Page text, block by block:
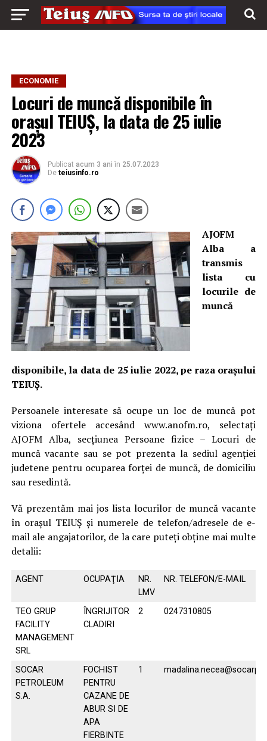
ECONOMIE
Locuri de muncă disponibile în
orașul TEIUȘ, la data de 25 iulie
2023
Publicat acum 3 ani în 25.07.2023
De teiusinfo.ro
AJOFM
Alba a
transmis
lista cu
locurile de
muncă
disponibile, la data de 25 iulie 2022, pe raza orașului
TEIUȘ.
Persoanele interesate să ocupe un loc de muncă pot
viziona ofertele accesând www.anofm.ro, selectați
AJOFM Alba, secțiunea Persoane fizice – Locuri de
muncă vacante sau se pot prezenta la sediul agenției
judetene pentru ocuparea forței de muncă, de domiciliu
sau resedintă.
Vă prezentăm mai jos lista locurilor de muncă vacante
în orașul TEIUȘ și numerele de telefon/adresele de e-
mail ale angajatorilor, de la care puteți obține mai multe
detalii:
AGENT OCUPAŢIA
NR.
LMV
NR. TELEFON/E-MAIL
TEO GRUP
FACILITY
MANAGEMENT
SRL
ÎNGRIJITOR
CLADIRI
2 0247310805
SOCAR
PETROLEUM
S.A.
FOCHIST
PENTRU
CAZANE DE
ABUR SI DE
APA
FIERBINTE
1